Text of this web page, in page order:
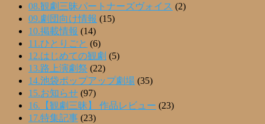
08.観劇三昧パートナーズヴォイス (2)
09.劇団向け情報 (15)
10.掲載情報 (14)
11.ひとりごと (6)
12.はじめての観劇 (5)
13.路上演劇祭 (22)
14.池袋ポップアップ劇場 (35)
15.お知らせ (97)
16.【観劇三昧】 作品レビュー (23)
17.特集記事 (23)